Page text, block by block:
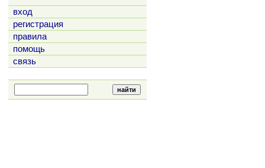
вход
регистрация
правила
помощь
связь